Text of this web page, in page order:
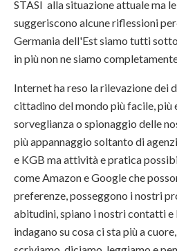
STASI alla situazione attuale ma
suggeriscono alcune riflessioni
Germania dell'Est siamo tutti
in più non ne siamo
Internet ha reso la rilevazione dei
cittadino del mondo più facile, più
sorveglianza o spionaggio delle
più appannaggio soltanto di
e KGB ma attività e pratica
come Amazon e Google che
preferenze, posseggono i nostri
abitudini, spiano i nostri contatti e
indagano su cosa ci sta più a